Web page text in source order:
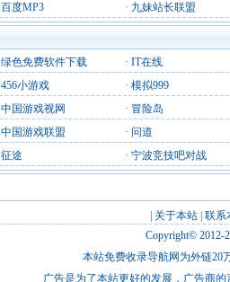
百度MP3 · 九妹站长联盟
绿色免费软件下载 · IT在线
456小游戏 · 模拟999
中国游戏视网 · 冒险岛
中国游戏联盟 · 问道
征途 · 宁波竞技吧对战
关于本站 联系
Copyright© 2012-
本站免费收录导航网为外链20
广告是为了本站更好的发展，广告商